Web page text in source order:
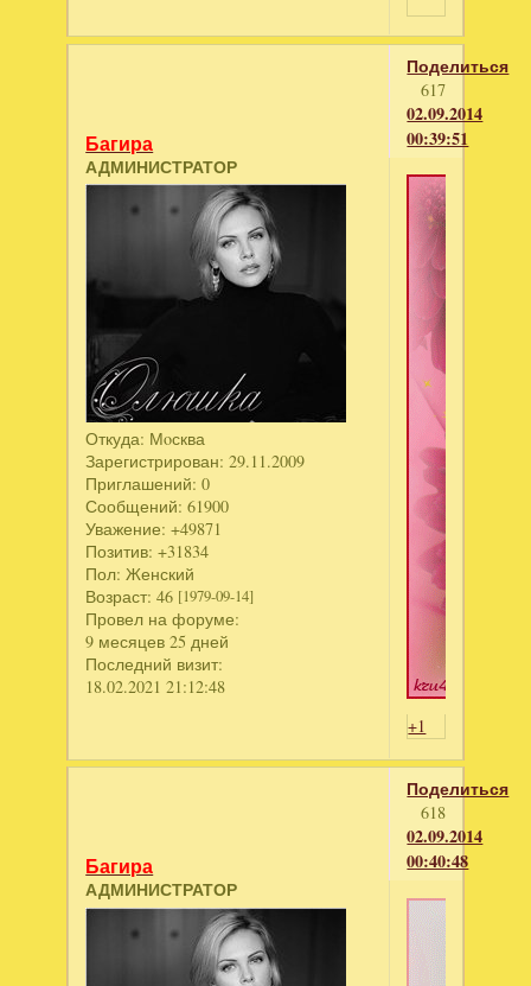
Поделиться
617
02.09.2014
00:39:51
Багира
АДМИНИСТРАТОР
Откуда: Мoсква
Зарегистрирован: 29.11.2009
Приглашений: 0
Сообщений: 61900
Уважение: +49871
Позитив: +31834
Пол: Женский
Возраст: 46 [1979-09-14]
Провел на форуме:
9 месяцев 25 дней
Последний визит:
18.02.2021 21:12:48
+1
Поделиться
618
02.09.2014
00:40:48
Багира
АДМИНИСТРАТОР